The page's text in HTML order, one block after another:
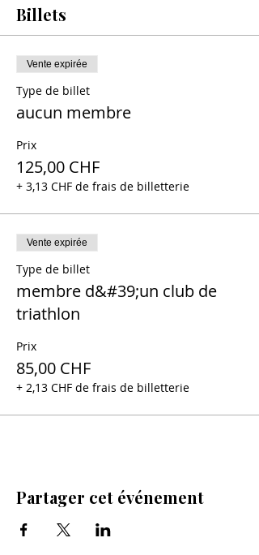
Billets
Vente expirée
Type de billet
aucun membre
Prix
125,00 CHF
+ 3,13 CHF de frais de billetterie
Vente expirée
Type de billet
membre d&#39;un club de
triathlon
Prix
85,00 CHF
+ 2,13 CHF de frais de billetterie
Partager cet événement